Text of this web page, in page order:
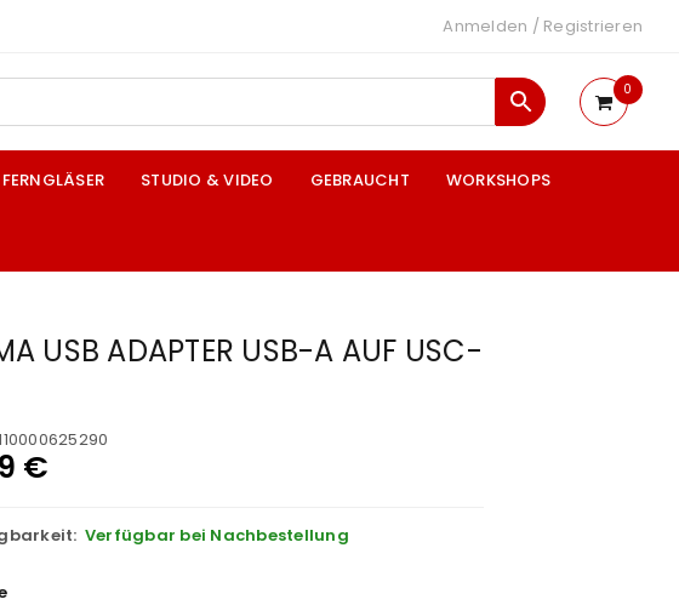
Anmelden / Registrieren
0
FERNGLÄSER STUDIO & VIDEO GEBRAUCHT WORKSHOPS
USB ADAPTER USB-A AUF USC-
€
Verfügbar bei Nachbestellung